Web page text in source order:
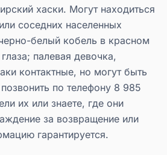
хаски. Могут находиться
соседних населенных
белый кобель в красном
палевая девочка,
контактные, но могут быть
по телефону 8 985
их или знаете, где они
за возвращение или
гарантируется.